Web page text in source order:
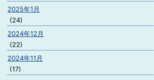
2025年1月
(24)
2024年12月
(22)
2024年11月
(17)